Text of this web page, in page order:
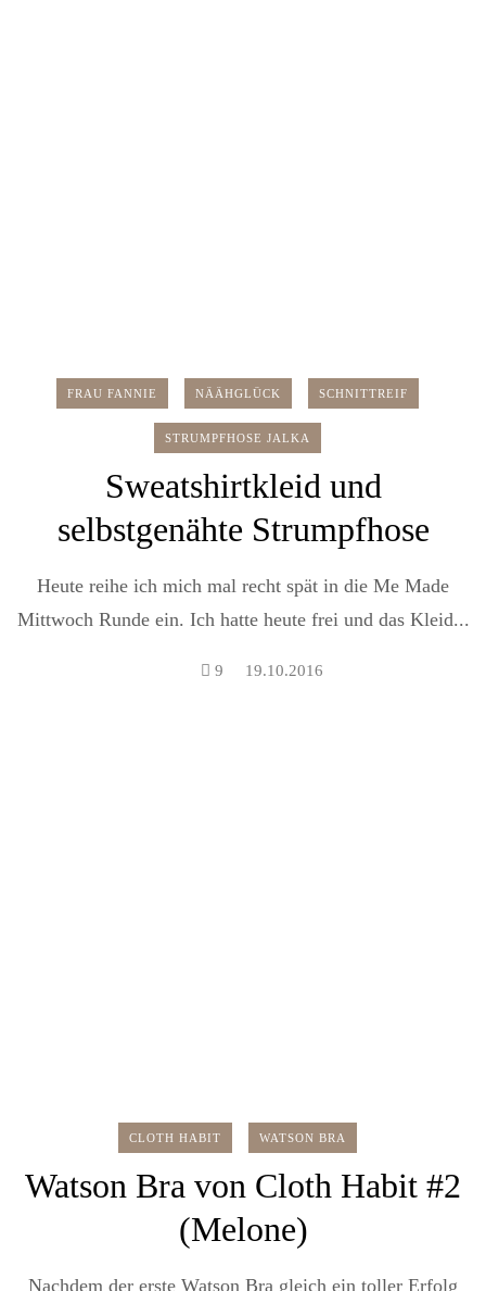
FRAU FANNIE NÄÄHGLÜCK SCHNITTREIF
STRUMPFHOSE JALKA
Sweatshirtkleid und
selbstgenähte Strumpfhose
Heute reihe ich mich mal recht spät in die Me Made
Mittwoch Runde ein. Ich hatte heute frei und das Kleid...
9 19.10.2016
CLOTH HABIT WATSON BRA
Watson Bra von Cloth Habit #2
(Melone)
Nachdem der erste Watson Bra gleich ein toller Erfolg